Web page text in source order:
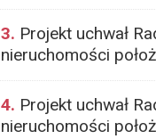
3. Projekt uchwał
nieruchomości
4. Projekt uchwał
nieruchomości